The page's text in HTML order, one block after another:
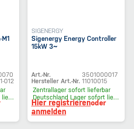
012
SIGENERGY
Sigenergy Energy Controller
15kW 3~
Art.-Nr.
3501000017
Hersteller Art.-Nr. 11010015
Zentrallager sofort lieferbar
Deutschland Lager sofort lieferbar
Hier registrierenoder
anmelden